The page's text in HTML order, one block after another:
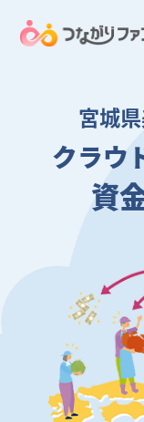
宮城
クラウ
資